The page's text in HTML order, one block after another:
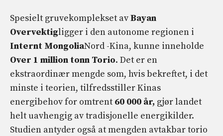
Spesielt gruvekomplekset avBayan
Overvektigligger i den autonome regionen i
Internt MongoliaNord -Kina, kunne inneholde
Over 1 million tonn Torio. Det er en
ekstraordinær mengde som, hvis bekreftet, i det
minste i teorien, tilfredsstiller Kinas
energibehov for omtrent 60 000 år, gjør landet
helt uavhengig av tradisjonelle energikilder.
Studien antyder også at mengden avtakbar torio